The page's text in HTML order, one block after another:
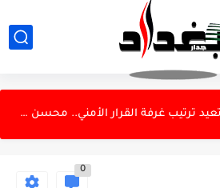
مرور أربيل تحدد رسوم تظليل السيارات.. تصل إلى مليون...
إيران تعيد ترتيب غرفة القرار الأمني.. محسن رضائي ممثلاً...
أرنولد يرصد مشاكل إدارية في المنتخب الوطني
0